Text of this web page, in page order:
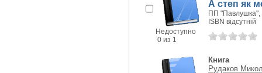
Недоступно
0 из 1
А степ як
ПП "Павлушка",
ISBN відсутній
Книга
Рудаков